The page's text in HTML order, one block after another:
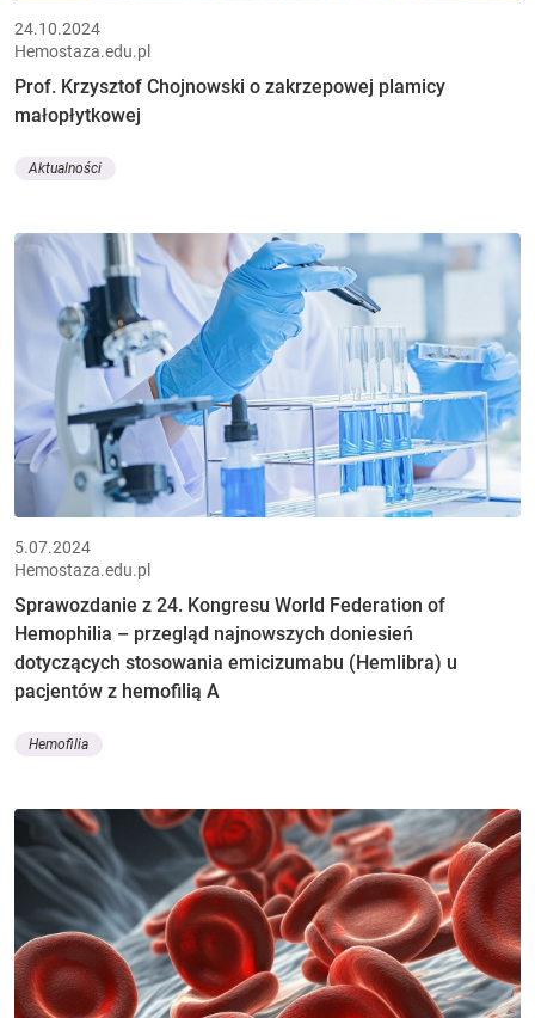
24.10.2024
Hemostaza.edu.pl
Prof. Krzysztof Chojnowski o zakrzepowej plamicy
małopłytkowej
Aktualności
5.07.2024
Hemostaza.edu.pl
Sprawozdanie z 24. Kongresu World Federation of
Hemophilia – przegląd najnowszych doniesień
dotyczących stosowania emicizumabu (Hemlibra) u
pacjentów z hemofilią A
Hemofilia